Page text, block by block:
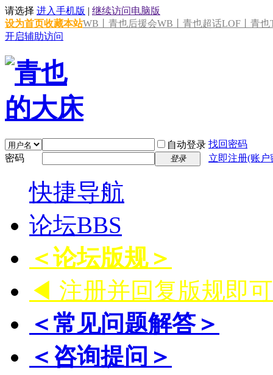
请选择 进入手机版 | 继续访问电脑版
设为首页收藏本站WB丨青也后援会WB丨青也超话LOF丨青也
开启辅助访问
自动登录 找回密码
密码
登录 立即注册(账
快捷导航
论坛BBS
＜论坛版规＞
◀ 注册并回复版规即
＜常见问题解答＞
＜咨询提问＞